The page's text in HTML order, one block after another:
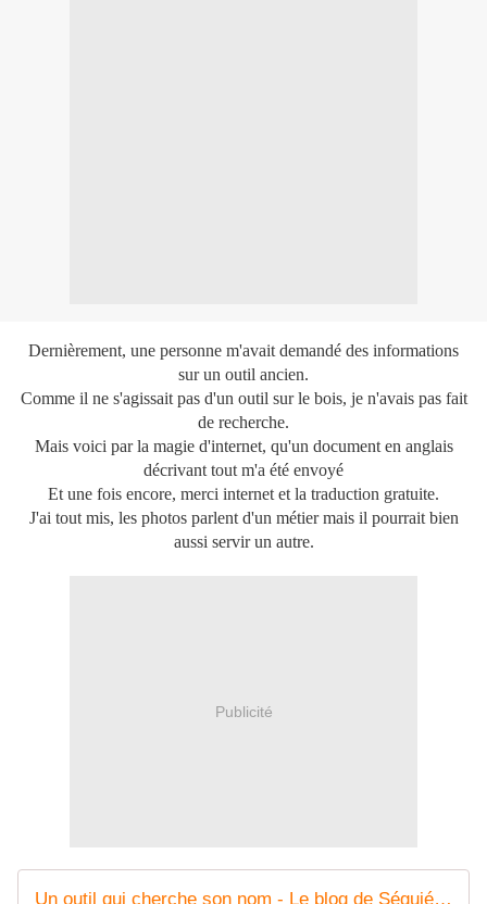
Dernièrement, une personne m'avait demandé des informations
sur un outil ancien.
Comme il ne s'agissait pas d'un outil sur le bois, je n'avais pas fait
de recherche.
Mais voici par la magie d'internet, qu'un document en anglais
décrivant tout m'a été envoyé
Et une fois encore, merci internet et la traduction gratuite.
J'ai tout mis, les photos parlent d'un métier mais il pourrait bien
aussi servir un autre.
Publicité
Un outil qui cherche son nom - Le blog de Séguié christian